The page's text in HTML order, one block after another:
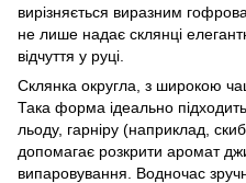
вирізняється виразним
не лише надає склянці
відчуття у руці.
Склянка округла, з широкою
Така форма ідеально
льоду, гарніру (наприклад,
допомагає розкрити аромат
випаровування. Водночас